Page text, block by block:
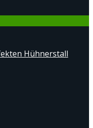
Hühnerstall